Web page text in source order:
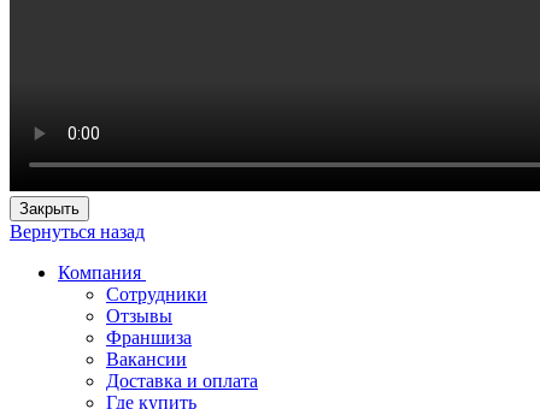
Закрыть
Вернуться назад
Компания
Сотрудники
Отзывы
Франшиза
Вакансии
Доставка и оплата
Где купить